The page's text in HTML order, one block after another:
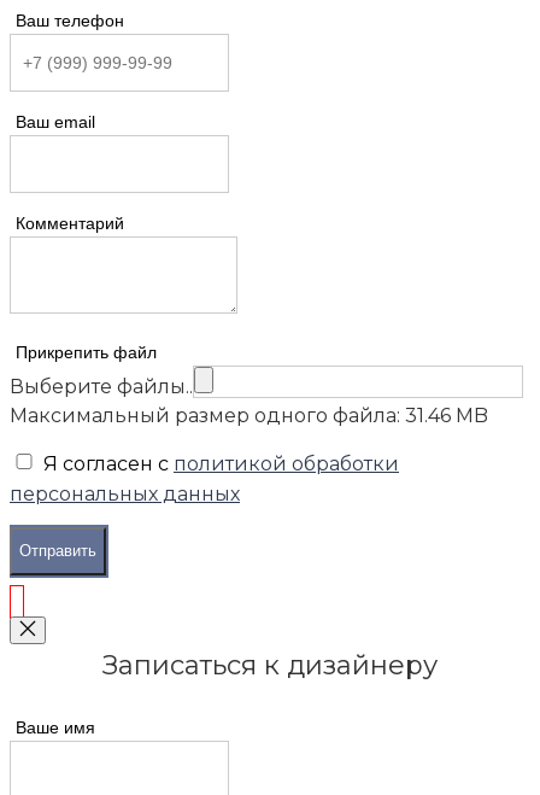
Ваш телефон
Ваш email
Комментарий
Прикрепить файл
Выберите файлы..
Максимальный размер одного файла: 31.46 MB
Я согласен с политикой обработки
персональных данных
Отправить
Записаться к дизайнеру
Ваше имя